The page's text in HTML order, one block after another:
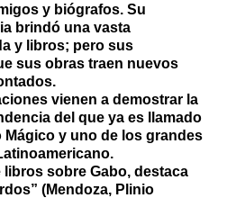
y biógrafos. Su
brindó una vasta
y libros; pero sus
sus obras traen nuevos
vienen a demostrar la
del que ya es llamado
Mágico y uno de los grandes
libros sobre Gabo, destaca
(Mendoza, Plinio